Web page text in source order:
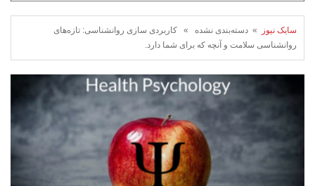
سایک نیوز
» دسته‌بندی نشده » کاربردی سازی روانشناسی: تازه‌های
روانشناسی سلامت و آنچه که برای شما دارد.